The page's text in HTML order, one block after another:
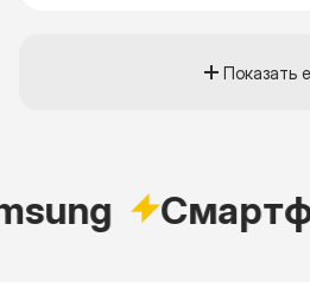
Показать